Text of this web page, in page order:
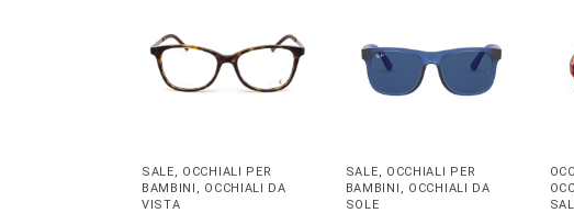
SALE, OCCHIALI PER
BAMBINI , OCCHIALI DA
VISTA
SALE, OCCHIALI PER
BAMBINI , OCCHIALI DA
SOLE